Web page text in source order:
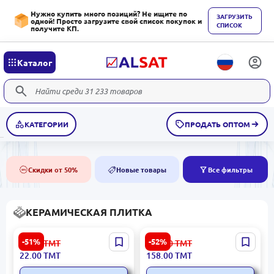
Нужно купить много позиций? Не ищите по
одной! Просто загрузите свой список покупок и
получите КП.
ЗАГРУЗИТЬ
СПИСОК
Каталог
КАТЕГОРИИ ПРОДАТЬ ОПТОМ
50% Скидки от 50% NEW Новые товары Все фильтры
КЕРАМИЧЕСКАЯ ПЛИТКА
-51%
Tivoli 5900499062136 |
Керамическая плитка
Бежевый Рома 80x300 мм
45.00 ТМТ
22.00ТМТ
-52%
Dune 186337 |
Керамическая плитка
30x60см, глазурованная,
белая
334.00ТМТ
158.00ТМТ